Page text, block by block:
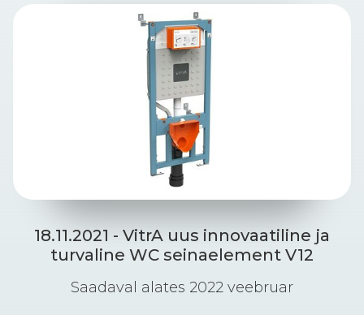
18.11.2021 - VitrA uus innovaatiline ja
turvaline WC seinaelement V12
Saadaval alates 2022 veebruar